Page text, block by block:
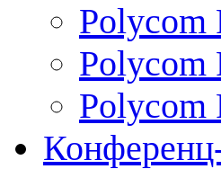
Polycom
Polycom
Polycom